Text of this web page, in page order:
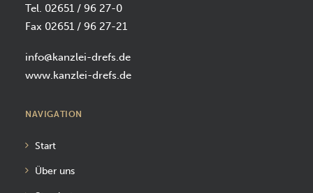
Tel. 02651 / 96 27-0
Fax 02651 / 96 27-21
info@kanzlei-drefs.de
www.kanzlei-drefs.de
NAVIGATION
Start
Über uns